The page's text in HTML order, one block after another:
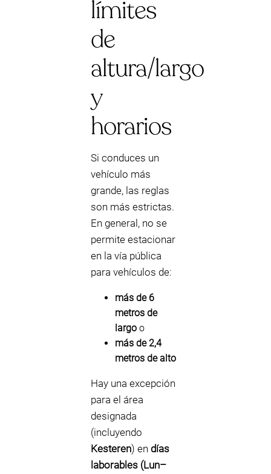
límites
de
altura/largo
y
horarios
Si conduces un
vehículo más
grande, las reglas
son más estrictas.
En general, no se
permite estacionar
en la vía pública
para vehículos de:
más de 6
metros de
largo o
más de 2,4
metros de alto
Hay una excepción
para el área
designada
(incluyendo
Kesteren) en días
laborables (Lun–